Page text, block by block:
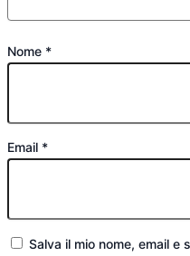
Nome *
Email *
Salva il mio nome, email